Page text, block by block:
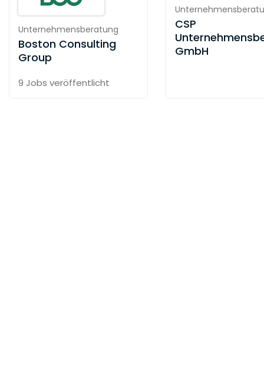
Unternehmensberatung
Boston Consulting
Group
9 Jobs veröffentlicht
CSP
GmbH